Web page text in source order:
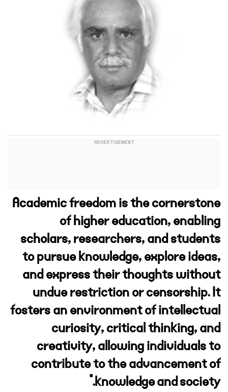
Academic freedom is the cornerstone
of higher education, enabling
scholars, researchers, and students
to pursue knowledge, explore ideas,
and express their thoughts without
undue restriction or censorship. It
fosters an environment of intellectual
curiosity, critical thinking, and
creativity, allowing individuals to
contribute to the advancement of
knowledge and society."